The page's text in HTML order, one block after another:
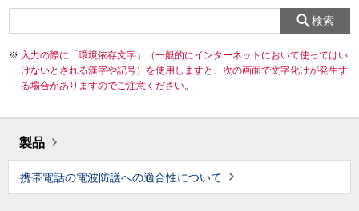
検索
入力の際に「環境依存文字」（一般的にインターネットにおいて使ってはい
けないとされる漢字や記号）を使用しますと、次の画面で文字化けが発生す
る場合がありますのでご注意ください。
製品
携帯電話の電波防護への適合性について